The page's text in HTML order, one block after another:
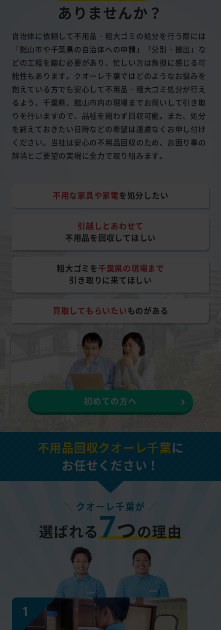
ありませんか？
自治体に依頼して不用品・粗大ゴミの処分を行う際には
「館山市や千葉県の自治体への申請」「分別・搬出」な
どの工程を踏む必要があり、忙しい方は負担に感じる可
能性もあります。クオーレ千葉ではどのようなお悩みを
抱えている方でも安心して不用品・粗大ゴミ処分が行え
るよう、千葉県、館山市内の現場までお伺いして引き取
りを行いますので、品種を問わず回収可能。また、処分
を終えておきたい日時などの希望は遠慮なくお申し付け
ください。当社は安心の不用品回収のため、お困り事の
解消とご要望の実現に全力で取り組みます。
不用な家具や家電を処分したい
引越しとあわせて
不用品を回収してほしい
粗大ゴミを千葉県の現場まで
引き取りに来てほしい
買取してもらいたいものがある
初めての方へ
不用品回収クオーレ千葉に
お任せください！
クオーレ千葉が
選ばれる7つの理由